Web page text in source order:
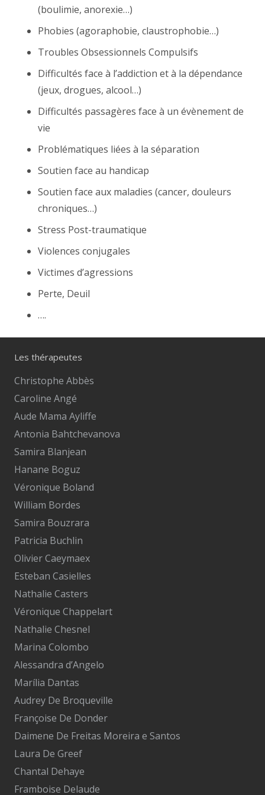
(boulimie, anorexie…)
Phobies (agoraphobie, claustrophobie…)
Troubles Obsessionnels Compulsifs
Difficultés face à l’addiction et à la dépendance
(jeux, drogues, alcool…)
Difficultés passagères face à un évènement de
vie
Problématiques liées à la séparation
Soutien face au handicap
Soutien face aux maladies (cancer, douleurs
chroniques…)
Stress Post-traumatique
Violences conjugales
Victimes d’agressions
Perte, Deuil
….
Les thérapeutes
Christophe Abbès
Caroline Angé
Aude Mama Ayliffe
Antonia Bahtchevanova
Samira Blanjean
Hanane Boguz
Véronique Boland
William Bordes
Samira Bouzrara
Patricia Buchlin
Olivier Caeymaex
Esteban Casielles
Nathalie Casters
Véronique Chappelart
Nathalie Chesnel
Marina Colombo
Alessandra d’Angelo
Marília Dantas
Audrey De Broqueville
Françoise De Donder
Daimene De Freitas Moreira e Santos
Laura De Greef
Chantal Dehaye
Framboise Delaude